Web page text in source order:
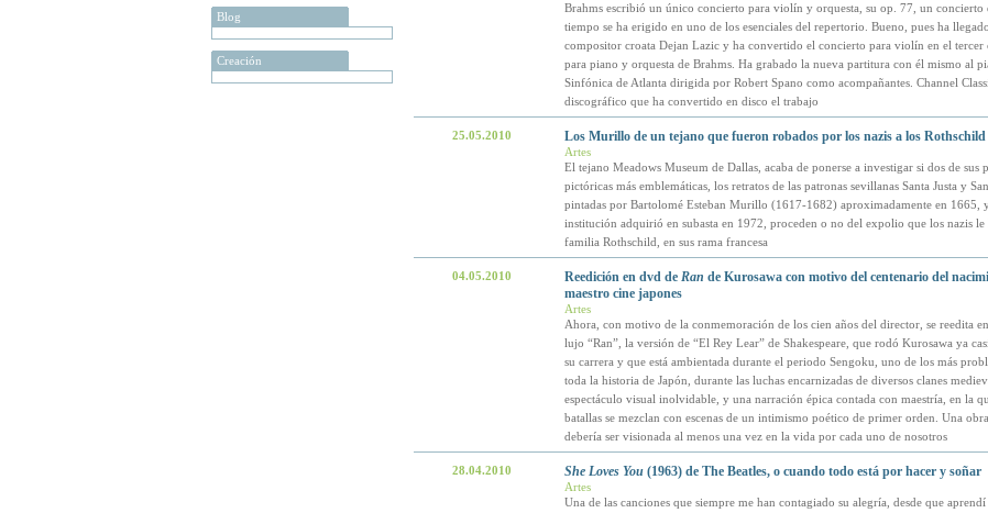
Blog
Creación
Brahms escribió un único concierto para violín y orquesta, su op. 77, un concierto
tiempo se ha erigido en uno de los esenciales del repertorio. Bueno, pues ha
compositor croata Dejan Lazic y ha convertido el concierto para violín en el tercer
para piano y orquesta de Brahms. Ha grabado la nueva partitura con él mismo al
Sinfónica de Atlanta dirigida por Robert Spano como acompañantes. Channel
discográfico que ha convertido en disco el trabajo
25.05.2010 Los Murillo de un tejano que fueron robados por los nazis a los Rothschild
Artes
El tejano Meadows Museum de Dallas, acaba de ponerse a investigar si dos de sus
pictóricas más emblemáticas, los retratos de las patronas sevillanas Santa Justa y
pintadas por Bartolomé Esteban Murillo (1617-1682) aproximadamente en 1665,
institución adquirió en subasta en 1972, proceden o no del expolio que los nazis le
familia Rothschild, en sus rama francesa
04.05.2010 Reedición en dvd de Ran de Kurosawa con motivo del centenario del
maestro cine japones
Artes
Ahora, con motivo de la conmemoración de los cien años del director, se reedita
lujo “Ran”, la versión de “El Rey Lear” de Shakespeare, que rodó Kurosawa ya
su carrera y que está ambientada durante el periodo Sengoku, uno de los más
toda la historia de Japón, durante las luchas encarnizadas de diversos clanes
espectáculo visual inolvidable, y una narración épica contada con maestría, en la
batallas se mezclan con escenas de un intimismo poético de primer orden. Una
debería ser visionada al menos una vez en la vida por cada uno de nosotros
28.04.2010 She Loves You(1963) de The Beatles, o cuando todo está por hacer y soñar
Artes
Una de las canciones que siempre me han contagiado su alegría, desde que